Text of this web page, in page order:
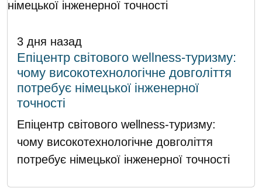
3 дня назад
Епіцентр світового wellness-туризму:
чому високотехнологічне довголіття
потребує німецької інженерної
точності
Епіцентр світового wellness-туризму:
чому високотехнологічне довголіття
потребує німецької інженерної точності